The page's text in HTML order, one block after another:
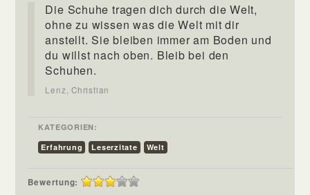
Die Schuhe tragen dich durch die Welt,
ohne zu wissen was die Welt mit dir
anstellt. Sie bleiben immer am Boden und
du willst nach oben. Bleib bei den
Schuhen.
Lenz, Christian
KATEGORIEN:
Erfahrung
Leserzitate Welt
Bewertung: